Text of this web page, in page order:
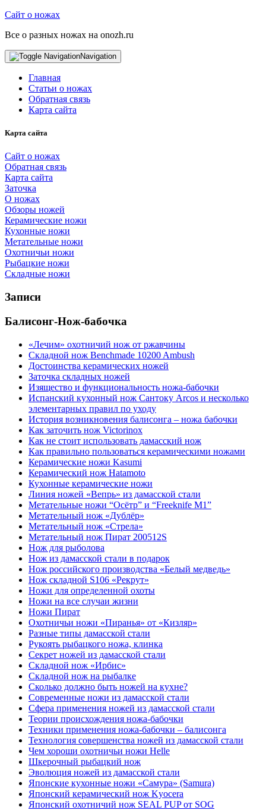
Сайт о ножах
Все о разных ножах на onozh.ru
Navigation
Главная
Статьи о ножах
Обратная связь
Карта сайта
Карта сайта
Сайт о ножах
Обратная связь
Карта сайта
Заточка
О ножах
Обзоры ножей
Керамические ножи
Кухонные ножи
Метательные ножи
Охотничьи ножи
Рыбацкие ножи
Складные ножи
Записи
Балисонг-Нож-бабочка
«Лечим» охотничий нож от ржавчины
Cкладной нож Benchmade 10200 Ambush
Достоинства керамических ножей
Заточка складных ножей
Изящество и функциональность ножа-бабочки
Испанский кухонный нож Сантоку Arcos и несколько
элементарных правил по уходу
История возникновения балисонга – ножа бабочки
Как заточить нож Victorinox
Как не стоит использовать дамасский нож
Как правильно пользоваться керамическими ножами
Керамические ножи Kasumi
Керамический нож Hatamoto
Кухонные керамические ножи
Линия ножей «Вепрь» из дамасской стали
Метательные ножи “Осётр” и “Freeknife M1”
Метательный нож «Дублёр»
Метательный нож «Стрела»
Метательный нож Пират 200512S
Нож для рыболова
Нож из дамасской стали в подарок
Нож российского производства «Белый медведь»
Нож складной S106 «Рекрут»
Ножи для определенной охоты
Ножи на все случаи жизни
Ножи Пират
Охотничьи ножи «Пиранья» от «Кизляр»
Разные типы дамасской стали
Рукоять рыбацкого ножа, клинка
Секрет ножей из дамасской стали
Складной нож «Ирбис»
Складной нож на рыбалке
Сколько должно быть ножей на кухне?
Современные ножи из дамасской стали
Сфера применения ножей из дамасской стали
Теории происхождения ножа-бабочки
Техники применения ножа-бабочки – балисонга
Технология совершенства ножей из дамасской стали
Чем хороши охотничьи ножи Helle
Шкерочный рыбацкий нож
Эволюция ножей из дамасской стали
Японские кухонные ножи «Самура» (Samura)
Японский керамический нож Kyocera
Японский охотничий нож SEAL PUP от SOG